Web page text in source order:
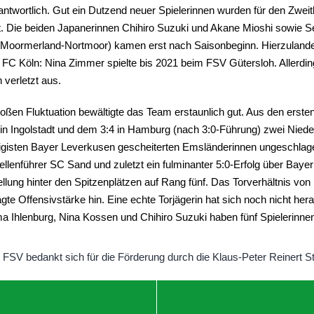
Gut ein Dutzend neuer Spielerinnen wurden für den
Die beiden Japanerinnen Chihiro Suzuki und Akane Mioshi sowie
Nortmoor) kamen erst nach Saisonbeginn.
Köln: Nina Zimmer spielte bis 2021 beim FSV Gütersloh.
verletzt aus.
Fluktuation bewältigte das Team erstaunlich gut. Aus den
Ingolstadt und dem 3:4 in Hamburg (nach 3:0-Führung) zwei
Bayer Leverkusen gescheiterten Emsländerinnen
SC Sand und zuletzt ein fulminanter 5:0-Erfolg über
hinter den Spitzenplätzen auf Rang fünf. Das Torverhältnis
Offensivstärke hin. Eine echte Torjägerin hat sich noch nicht
Ihlenburg, Nina Kossen und Chihiro Suzuki haben fünf